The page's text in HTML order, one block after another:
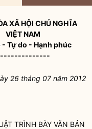
XÃ HỘI CHỦ NGHĨA
VIỆT NAM
Tự do - Hạnh phúc
26tháng 07năm 2012
TRÌNH BÀY VĂN BẢN